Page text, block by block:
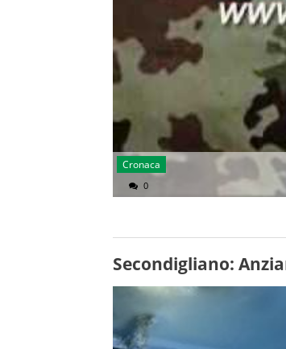
Cronaca
0
Secondigliano: